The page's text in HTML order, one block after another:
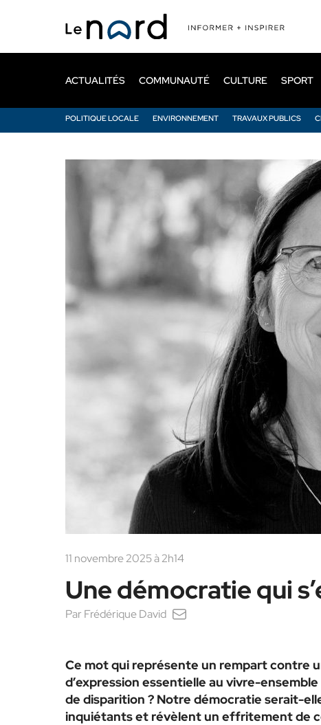
principal
ACTUALITÉS
POLITIQUE LOCALE ENVIRONNEMENT TRAVAUX PUBLICS
COMMUNAUTÉ CULTURE SPORT
11 novembre 2025 à 2h14
Une démocratie qui
Par Frédérique David
Ce mot qui représente un rempart contre
d’expression essentielle au vivre-
de disparition ? Notre démocratie serait-
inquiétants et révèlent un effritement de